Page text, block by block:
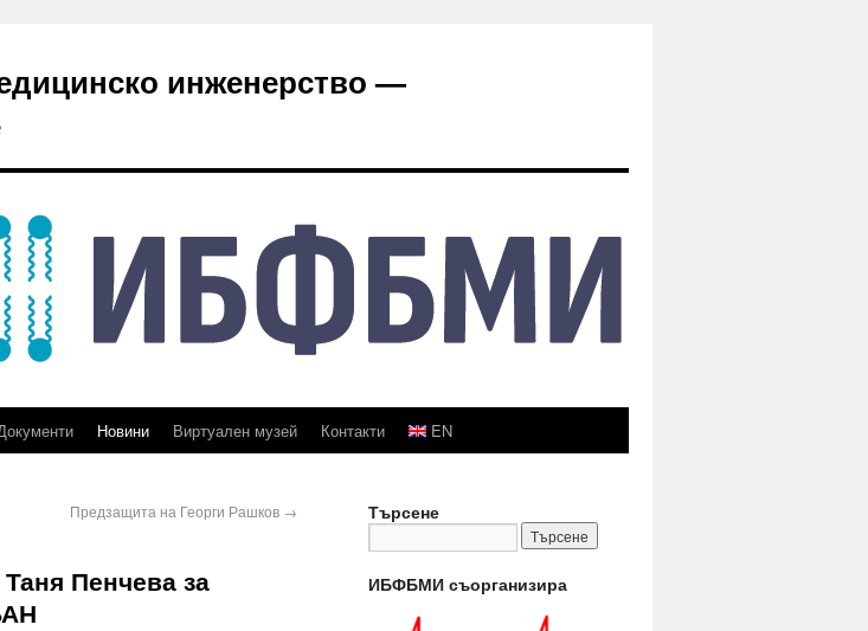
инженерство —
Новини Виртуален музей Контакти EN
Предзащита на Георги Рашков →
Пенчева за
Търсене
ИБФБМИ съорганизира